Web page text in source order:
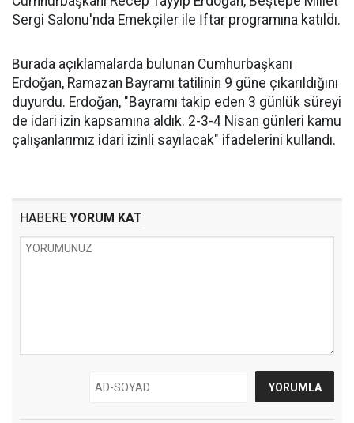
Sergi Salonu'nda Emekçiler ile İftar programına katıldı.
Burada açıklamalarda bulunan Cumhurbaşkanı
Erdoğan, Ramazan Bayramı tatilinin 9 güne çıkarıldığını
duyurdu. Erdoğan, "Bayramı takip eden 3 günlük süreyi
de idari izin kapsamına aldık. 2-3-4 Nisan günleri kamu
çalışanlarımız idari izinli sayılacak" ifadelerini kullandı.
HABERE YORUM KAT